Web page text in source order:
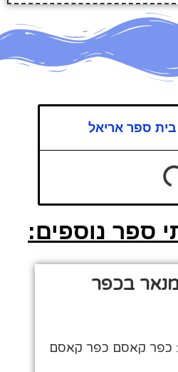
ספר אריאל
ספר נוספים:
בכפר
כפר קאסם כפר קאסם